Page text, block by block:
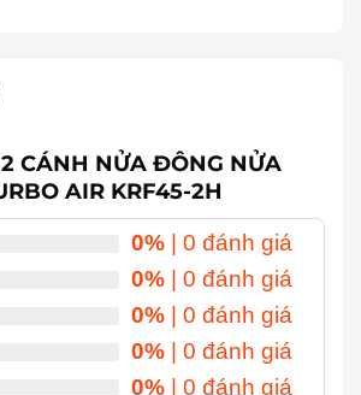
CÁNH NỬA ĐÔNG NỬA
AIR KRF45-2H
0% | 0 đánh giá
0% | 0 đánh giá
0% | 0 đánh giá
0% | 0 đánh giá
0% | 0 đánh giá